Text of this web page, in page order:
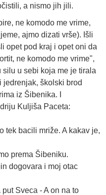
a nismo jih jili.
ne komodo me vrime,
ajmo dizati vrše). Išli
opet pod kraj i opet oni da
ne komodo me vrime",
u sebi koja me je tirala
jedrenjak, školski brod
iz Šibenika. I
Kuljiša Paceta:
tek bacili mriže. A kakav je,
prema Šibeniku.
dogovara i moj otac
Sveca - A on na to